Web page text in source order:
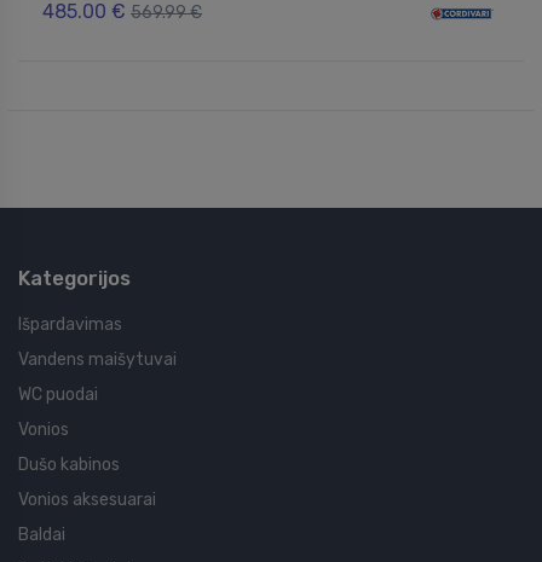
485.00 € 569.99 €
Kategorijos
Išpardavimas
Vandens maišytuvai
WC puodai
Vonios
Dušo kabinos
Vonios aksesuarai
Baldai